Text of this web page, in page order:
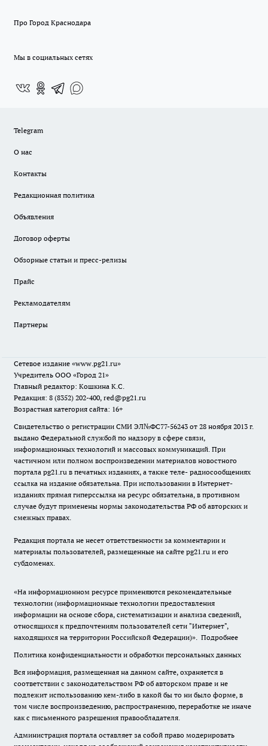
Про Город Краснодара
Мы в социальных сетях
Telegram
О нас
Контакты
Редакционная политика
Объявления
Договор оферты
Обзорные статьи и пресс-релизы
Прайс
Рекламодателям
Партнеры
Сетевое издание «www.pg21.ru»
Учредитель ООО «Город 21»
Главный редактор: Кошкина К.С.
Редакция: 8 (8352) 202-400, red@pg21.ru
Возрастная категория сайта: 16+
Свидетельство о регистрации СМИ ЭЛ№ФС77-56243 от 28 ноября 2013 г.
выдано Федеральной службой по надзору в сфере связи,
информационных технологий и массовых коммуникаций. При
частичном или полном воспроизведении материалов новостного
портала pg21.ru в печатных изданиях, а также теле- радиосообщениях
ссылка на издание обязательна. При использовании в Интернет-
изданиях прямая гиперссылка на ресурс обязательна, в противном
случае будут применены нормы законодательства РФ об авторских и
смежных правах.
Редакция портала не несет ответственности за комментарии и
материалы пользователей, размещенные на сайте pg21.ru и его
субдоменах.
«На информационном ресурсе применяются рекомендательные
технологии (информационные технологии предоставления
информации на основе сбора, систематизации и анализа сведений,
относящихся к предпочтениям пользователей сети "Интернет",
находящихся на территории Российской Федерации)». Подробнее
Политика конфиденциальности и обработки персональных данных
Вся информация, размещенная на данном сайте, охраняется в
соответствии с законодательством РФ об авторском праве и не
подлежит использованию кем-либо в какой бы то ни было форме, в
том числе воспроизведению, распространению, переработке не иначе
как с письменного разрешения правообладателя.
Администрация портала оставляет за собой право модерировать